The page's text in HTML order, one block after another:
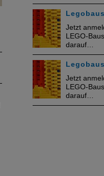
Jetzt
LEGO-
darauf…
Jetzt
LEGO-
darauf…